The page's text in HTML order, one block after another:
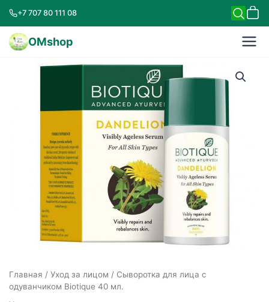
+7 707 80 111 08
OMshop
Главная / Уход за лицом / Сыворотка для лица с
одуванчиком Biotique 40 мл.